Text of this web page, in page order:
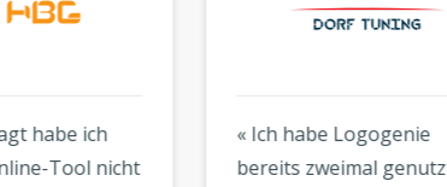
habe ich
Tool nicht
« Ich habe Logogenie
bereits zweimal genutzt –